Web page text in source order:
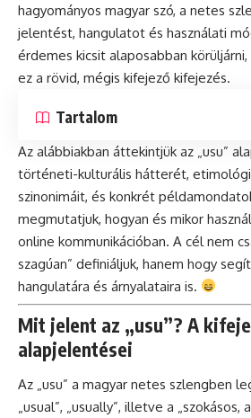
hagyományos magyar szó, a netes
jelentést, hangulatot és használati
érdemes kicsit alaposabban
ez a rövid, mégis kifejező kifejezés.
Tartalom
Az alábbiakban áttekintjük az „usu”
történeti-kulturális hátterét,
szinonimáit, és konkrét
megmutatjuk, hogyan és mikor
online kommunikációban. A cél nem
szagúan” definiáljuk, hanem hogy
hangulatára és árnyalataira is.
Mit jelent az „usu”? A
alapjelentései
Az „usu” a magyar netes szlengben
„usual”, „usually”, illetve a „szokásos,